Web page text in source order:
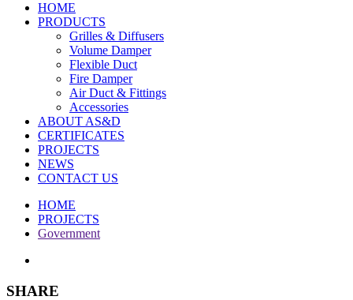
HOME
PRODUCTS
Grilles & Diffusers
Volume Damper
Flexible Duct
Fire Damper
Air Duct & Fittings
Accessories
ABOUT AS&D
CERTIFICATES
PROJECTS
NEWS
CONTACT US
HOME
PROJECTS
Government
SHARE